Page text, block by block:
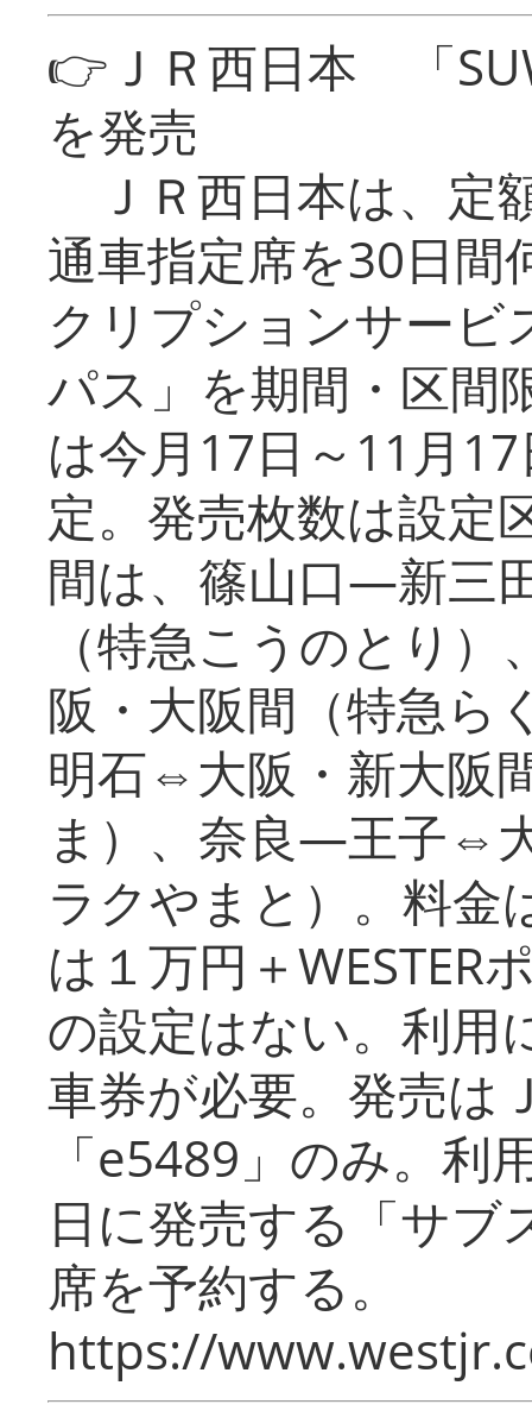
👉ＪＲ西日本 「
を発売
ＪＲ西日本は、定
通車指定席を30日間
クリプションサービ
パス」を期間・区間
は今月17日～11月
定。発売枚数は設定
間は、篠山口―新三
（特急こうのとり
阪・大阪間（特急
明石⇔大阪・新大阪
ま）、奈良―王子⇔
ラクやまと）。料金
は１万円＋WESTER
の設定はない。利用
車券が必要。発売は
「e5489」のみ。利
日に発売する「サブ
席を予約する。
https://